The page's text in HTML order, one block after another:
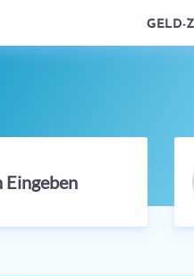
GELD-
Eingeben